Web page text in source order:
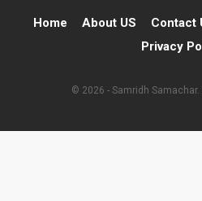
Home About US Contact
Privacy
© 2026 - Samridh Samachar.